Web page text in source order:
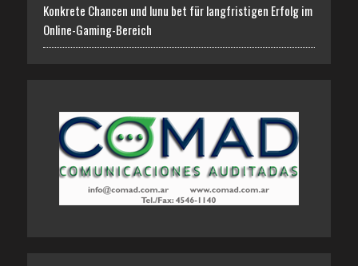
Konkrete Chancen und lunu bet für langfristigen Erfolg im
Online-Gaming-Bereich